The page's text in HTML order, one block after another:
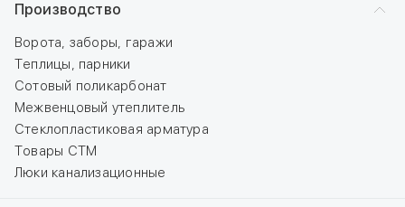
Производство
Ворота, заборы, гаражи
Теплицы, парники
Сотовый поликарбонат
Межвенцовый утеплитель
Стеклопластиковая арматура
Товары СТМ
Люки канализационные